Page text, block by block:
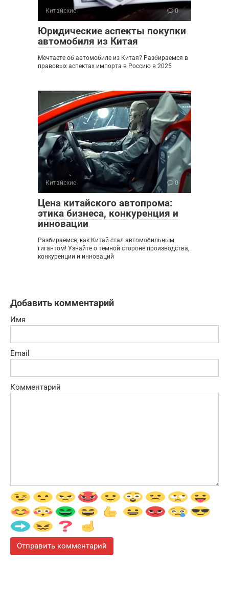
Китайские 0
Юридические аспекты покупки
автомобиля из Китая
Мечтаете об автомобиле из Китая? Разбираемся в
правовых аспектах импорта в Россию в 2025
Китайские 0
Цена китайского автопрома:
этика бизнеса, конкуренция и
инновации
Разбираемся, как Китай стал автомобильным
гигантом! Узнайте о темной стороне производства,
конкуренции и инноваций
Добавить комментарий
Имя
Email
Комментарий